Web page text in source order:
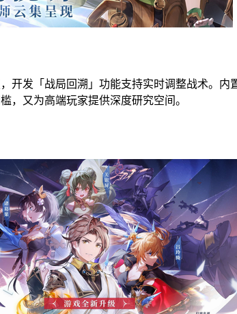
开发「战局回溯」功能支持实时调整战术。
，又为高端玩家提供深度研究空间。